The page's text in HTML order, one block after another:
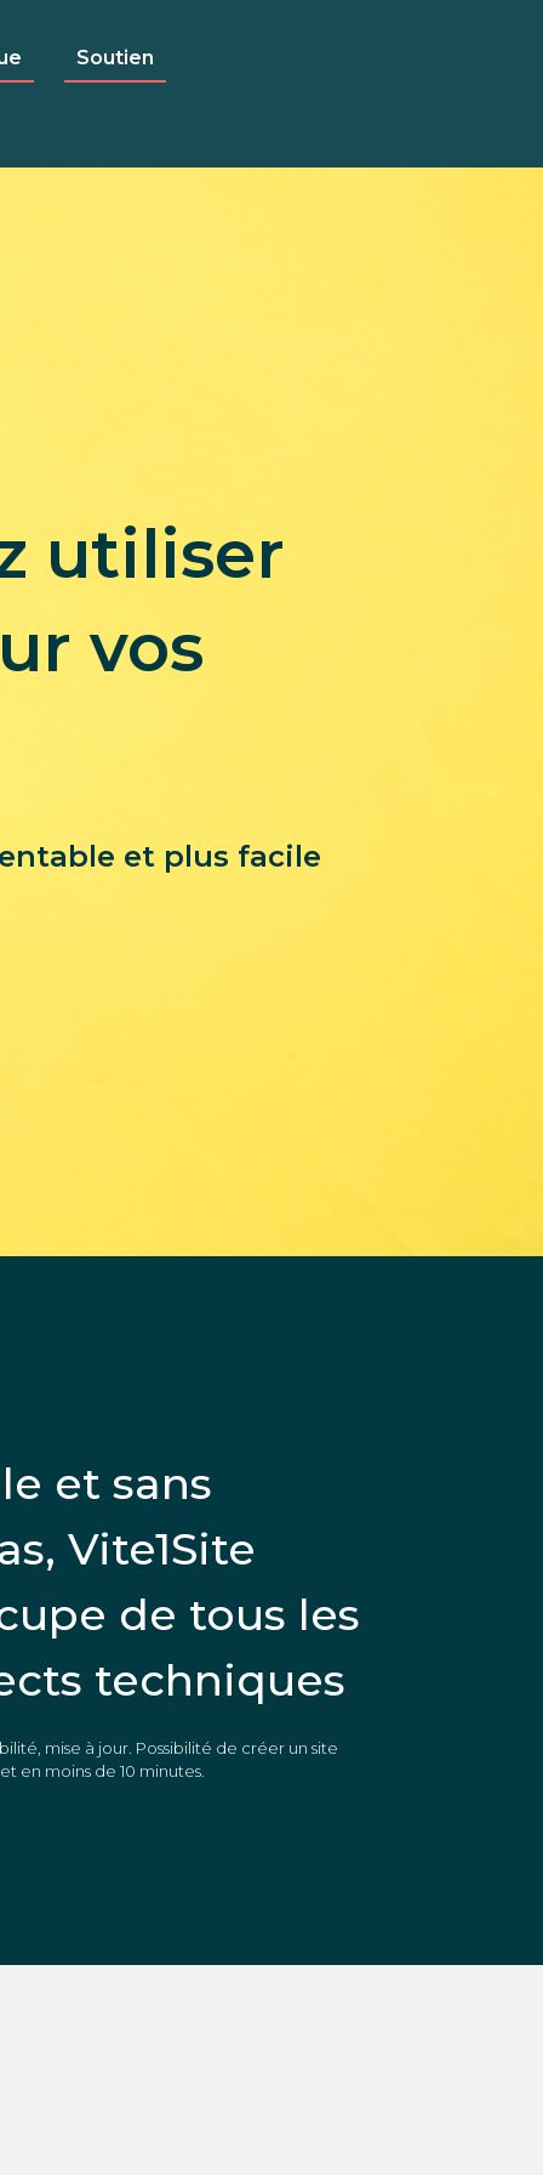
Soutien
utiliser
vos
et plus facile
et sans
Vite1Site
de tous les
techniques
mise à jour. Possibilité de créer un site
en moins de 10 minutes.